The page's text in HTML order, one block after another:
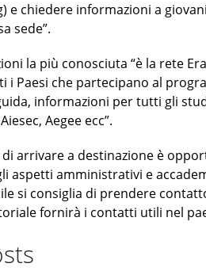
e chiedere informazioni a
sede”.
la più conosciuta “è la rete
i Paesi che partecipano al
informazioni per tutti gli
Aegee ecc”.
arrivare a destinazione è
aspetti amministrativi e
si consiglia di prendere
fornirà i contatti utili nel